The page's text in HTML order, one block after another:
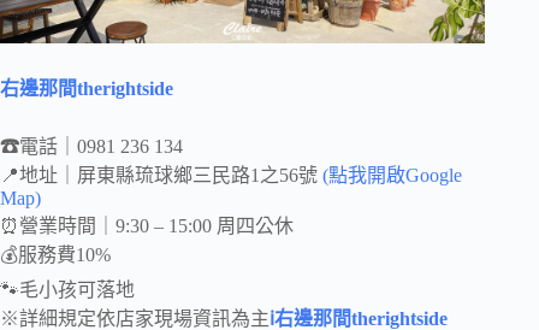
右邊那間therightside
☎電話｜0981 236 134
📍地址｜屏東縣琉球鄉三民路1之56號 (點我開啟Google
Map)
⏰營業時間｜9:30 – 15:00 周四公休
💰服務費10%
🐾毛小孩可落地
※詳細規定依店家現場資訊為主ℹ右邊那間therightside